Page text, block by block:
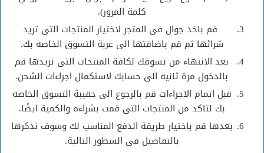
كلمة المرور).
قم باخذ جوال فى المتجر لاختيار المنتجات التى تريد
شرائها ثم قم باضافتها الى عربة التسوق الخاصه بك.
بعد الانتهاء من تسوقك لكافة المنتجات التى تريدها قم
بالدخول مرة ثانية الى حسابك لاستكمال اجراءات الشحن.
قبل اتمام الاجراءات قم بالرجوع الى حقيبة التسوق الخاصه
بك لتاكد من المنتجات التى قمت بشراءه والكمية ايضًا.
بعدها قم باختيار طريقة الدفع المناسب لك وسوف نذكرها
بالتفاصيل فى السطور التالية.